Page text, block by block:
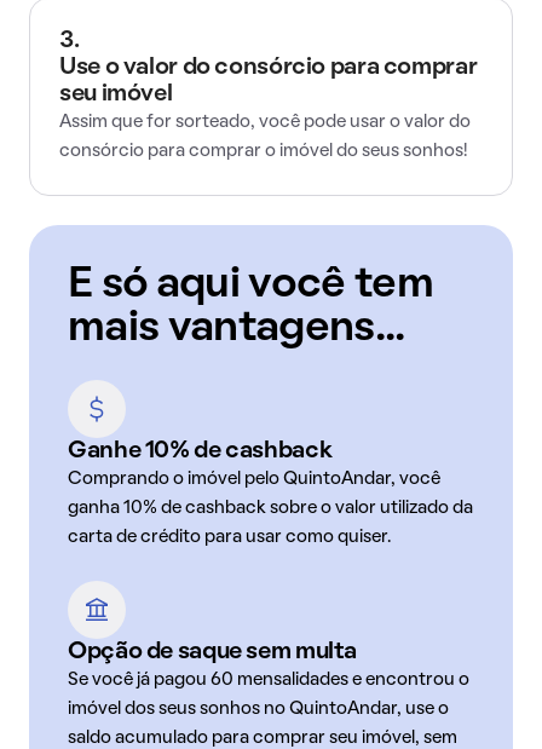
3.
Use o valor do consórcio para comprar
seu imóvel
Assim que for sorteado, você pode usar o valor do
consórcio para comprar o imóvel do seus sonhos!
E só aqui você tem
mais vantagens...
Ganhe 10% de cashback
Comprando o imóvel pelo QuintoAndar, você
ganha 10% de cashback sobre o valor utilizado da
carta de crédito para usar como quiser.
Opção de saque sem multa
Se você já pagou 60 mensalidades e encontrou o
imóvel dos seus sonhos no QuintoAndar, use o
saldo acumulado para comprar seu imóvel, sem